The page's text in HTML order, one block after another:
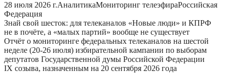
28 июля 2026 г.АналитикаМониторинг телеэфираРоссийская
Федерация
Знай свой шесток: для телеканалов «Новые люди» и КПРФ
не в почёте, а «малых партий» вообще не существует
Отчёт о мониторинге федеральных телеканалов на шестой
неделе (20-26 июля) избирательной кампании по выборам
депутатов Государственной думы Российской Федерации
IX созыва, назначенным на 20 сентября 2026 года